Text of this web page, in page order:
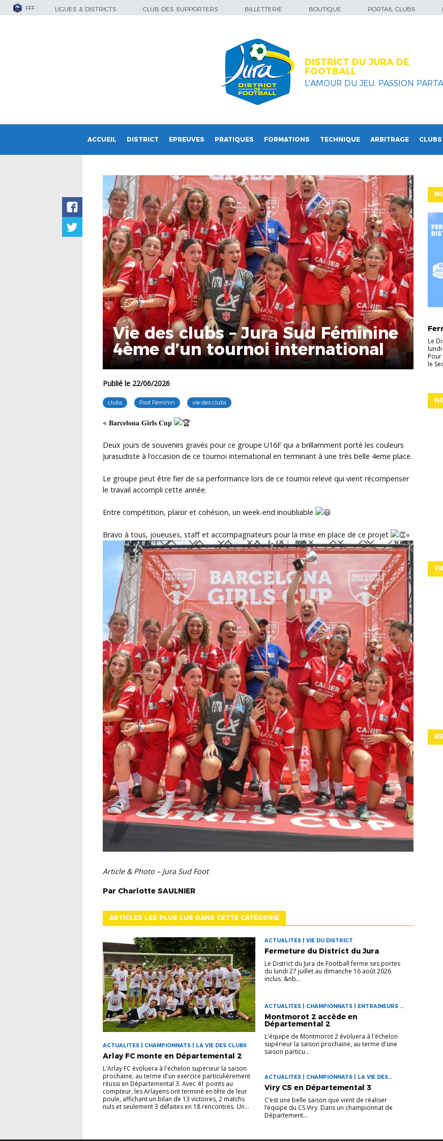
FFF LIGUES & DISTRICTS CLUB DES SUPPORTERS BILLETTERIE BOUTIQUE PORTAIL CLUBS
DISTRICT DU JURA DE
FOOTBALL
L'AMOUR DU JEU, PASSION
ACCUEIL DISTRICT EPREUVES PRATIQUES FORMATIONS TECHNIQUE ARBITRAGE CLUBS
Vie des clubs – Jura Sud Féminine
4ème d’un tournoi international
Publié le 22/06/2026
clubs Foot Féminin vie des clubs
« 𝐁𝐚𝐫𝐜𝐞𝐥𝐨𝐧𝐚 𝐆𝐢𝐫𝐥𝐬 𝐂𝐮𝐩
Deux jours de souvenirs gravés pour ce groupe U16F qui a brillamment porté les couleurs
Jurasudiste à l’occasion de ce tournoi international en terminant à une très belle 4eme place.
Le groupe peut être fier de sa performance lors de ce tournoi relevé qui vient récompenser
le travail accompli cette année.
Entre compétition, plaisir et cohésion, un week-end inoubliable
Bravo à tous, joueuses, staff et accompagnateurs pour la mise en place de ce projet «
Article & Photo – Jura Sud Foot
Par Charlotte SAULNIER
ARTICLES LES PLUS LUS DANS CETTE CATÉGORIE
ACTUALITES | CHAMPIONNATS | LA VIE DES CLUBS
Arlay FC monte en Départemental 2
L'Arlay FC évoluera à l'échelon supérieur la saison
prochaine, au terme d'un exercice particulièrement
réussi en Départemental 3. Avec 41 points au
compteur, les Arlayens ont terminé en tête de leur
poule, affichant un bilan de 13 victoires, 2 matchs
nuls et seulement 3 défaites en 18 rencontres. Un...
ACTUALITES | VIE DU DISTRICT
Fermeture du District du Jura
Le District du Jura de Football ferme ses portes
du lundi 27 juillet au dimanche 16 août 2026
inclus. &nb...
ACTUALITES | CHAMPIONNATS | ENTRAINEURS |
Montmorot 2 accède en
Départemental 2
L'équipe de Montmorot 2 évoluera à l'échelon
supérieur la saison prochaine, au terme d'une
saison particu...
ACTUALITES | CHAMPIONNATS | LA VIE DES
CLUBS
Viry CS en Départemental 3
C’est une belle saison que vient de réaliser
l’équipe du CS Viry. Dans un championnat de
Département...
Le
le